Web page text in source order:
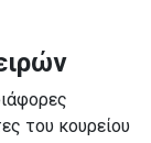
του κουρείου